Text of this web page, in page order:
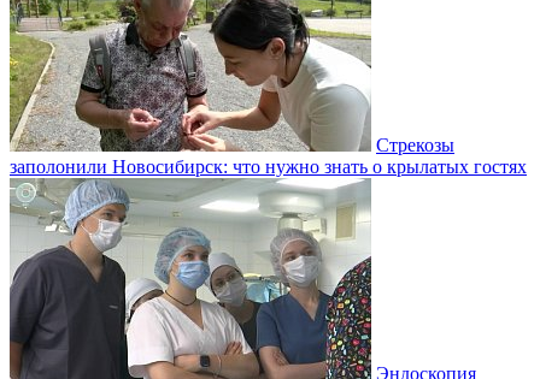
Стрекозы
заполонили Новосибирск: что нужно знать о крылатых гостях
Эндоскопия